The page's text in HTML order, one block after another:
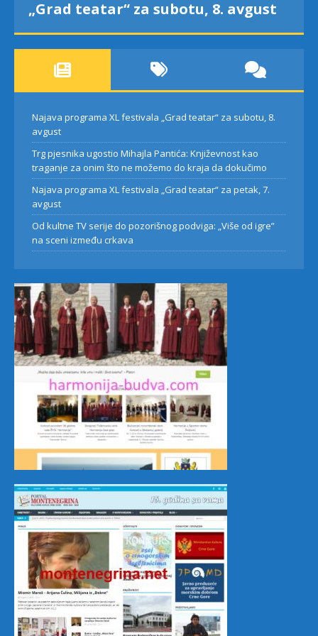
„Grad teatar“ za subotu, 8. avgust
Najava programa XL festivala „Grad teatar“ za subotu, 8.
avgust
Trg pjesnika ugostio Mihajla Pantića: Književnost kao
traganje za onim što ne možemo do kraja da dokučimo
Najava programa XL festivala „Grad teatar“ za petak, 7.
avgust
Od kultne TV serije do pozorišnog podviga: „Više od igre”
na sceni između crkava